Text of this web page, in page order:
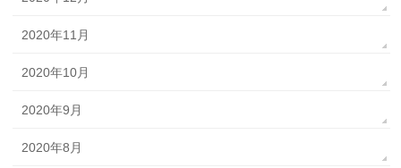
2020年11月
2020年10月
2020年9月
2020年8月